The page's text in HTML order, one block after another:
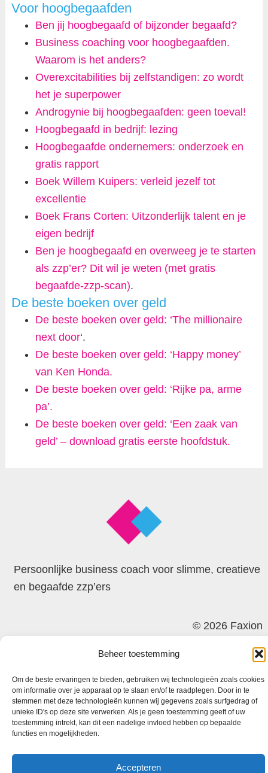
Beheer toestemming
Om de beste ervaringen te bieden, gebruiken wij technologieën zoals cookies
om informatie over je apparaat op te slaan en/of te raadplegen. Door in te
stemmen met deze technologieën kunnen wij gegevens zoals surfgedrag of
unieke ID's op deze site verwerken. Als je geen toestemming geeft of uw
toestemming intrekt, kan dit een nadelige invloed hebben op bepaalde
functies en mogelijkheden.
Accepteren
Voor hoogbegaafden
Ben jij hoogbegaafd of bijzonder begaafd?
Business coaching voor hoogbegaafden.
Waarom is het anders?
Overexcitabilities bij zelfstandigen: zo wordt
het je superpower
Androgynie bij hoogbegaafden: geen toeval!
Hoogbegaafd in bedrijf: lezing
Hoogbegaafde ondernemers: onderzoek en
gratis rapport
Boek Willem Kuipers: verleid jezelf tot
excellentie
Boek Frans Corten: Uitzonderlijk talent en je
eigen bedrijf
Ben je hoogbegaafd en overweeg je te starten
als zzp’er? Dit wil je weten (met gratis
begaafde-zzp-scan).
De beste boeken over geld
De beste boeken over geld: ‘The millionaire
next door‘.
De beste boeken over geld: ‘Happy money’
van Ken Honda.
De beste boeken over geld: ‘Rijke pa, arme
pa’.
De beste boeken over geld: ‘Een zaak van
geld’ – download gratis eerste hoofdstuk.
Persoonlijke business coach voor slimme, creatieve
en begaafde zzp’ers
© 2026 Faxion